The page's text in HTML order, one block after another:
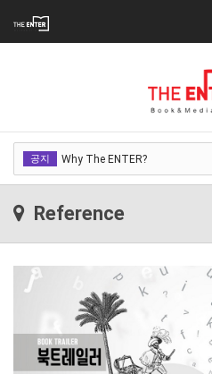
공지 Why The ENTER?
Why The ENTER?
Reference